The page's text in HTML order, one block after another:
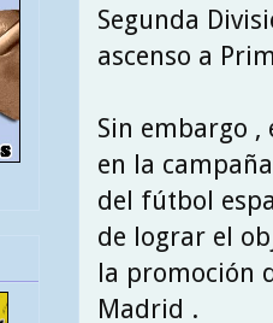
Segunda
ascenso a
Sin embargo ,
en la
del fútbol
de lograr el
la promoción
Madrid .